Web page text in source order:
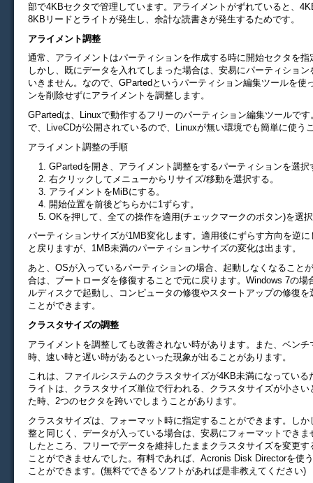
部で4KBセクタで管理しています。アライメントがずれていると、
8KBリードとライトが発生し、余計な読書きが発生するためです。
アライメント調整
通常、アライメントはパーティションを作成する時に開始セクタを指
しかし、既にデータを入れてしまった場合は、安易にパーティショ
いきません。なので、GPartedというパーティション編集ツールを使
ンを削除せずにアライメントを調整します。
GPartedは、Linuxで動作するフリーのパーティション編集ツールで
で、LiveCDが公開されているので、Linuxが無い環境でも簡単に使う
アライメント調整の手順
GPartedを開き、アライメント調整をするパーティションを選択
右クリックしてメニューからリサイズ/移動を選択する。
アライメントをMiBにする。
開始位置を前後どちらかに1ずらす。
OKを押して、全ての操作を適用(チェックマークのボタン)を選
パーティションサイズが1MB変化します。適用後にずらす方向を逆
と戻りますが、1MB未満のパーティションサイズの変化は出ます。
あと、OSが入っているパーティションの場合、起動しなくなること
合は、ブートローダを修復することで元に戻ります。Windows 7の場
ルディスクで起動し、コンピュータの修復やスタートアップの修復
ことができます。
クラスタサイズの調整
アライメントを調整しても改善されない時があります。また、ベン
時、速い時と遅い時があるといった現象が出ることがあります。
これは、ファイルシステムのクラスタサイズが4KB未満になっている
ライトは、クラスタサイズ単位で行われる、クラスタサイズが小さ
た時、2つのセクタを跨いでしまうことがあります。
クラスタサイズは、フォーマット時に指定することができます。し
整と同じく、データが入っている場合は、安易にフォーマットできま
したところ、フリーでデータを維持したままクラスタサイズを変更
ことができませんでした。有料であれば、Acronis Disk Directorを使
ことができます。(無料でできるソフトがあれば是非教えてください)